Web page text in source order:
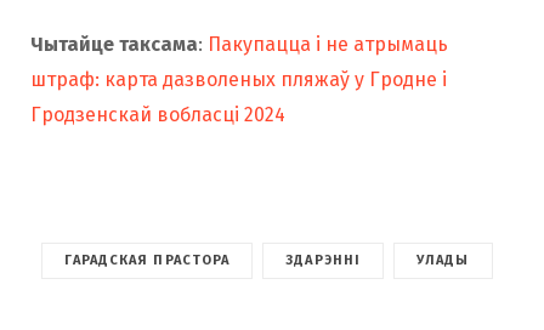
Чытайце таксама: Пакупацца і не атрымаць
штраф: карта дазволеных пляжаў у Гродне і
Гродзенскай вобласці 2024
ГАРАДСКАЯ ПРАСТОРА ЗДАРЭННІ УЛАДЫ